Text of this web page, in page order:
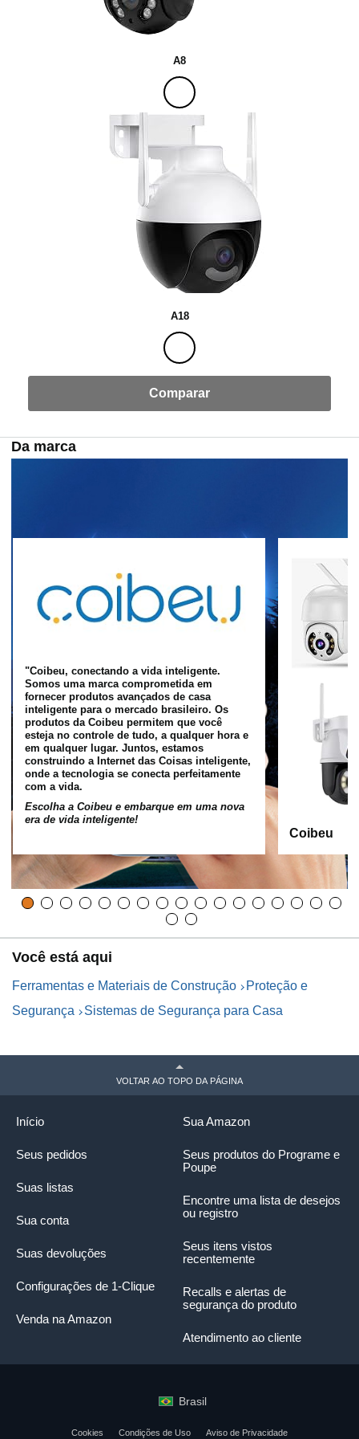
A8
A18
Comparar
Da marca
"Coibeu, conectando a vida inteligente.
Somos uma marca comprometida em
fornecer produtos avançados de casa
inteligente para o mercado brasileiro. Os
produtos da Coibeu permitem que você
esteja no controle de tudo, a qualquer hora e
em qualquer lugar. Juntos, estamos
construindo a Internet das Coisas inteligente,
onde a tecnologia se conecta perfeitamente
com a vida.
Escolha a Coibeu e embarque em uma nova
era de vida inteligente!
Coibeu
Você está aqui
Ferramentas e Materiais de Construção
Proteção e
Segurança
Sistemas de Segurança para Casa
VOLTAR AO TOPO DA PÁGINA
Sua Amazon
Seus produtos do Programe e
Poupe
Encontre uma lista de desejos
ou registro
Seus itens vistos
recentemente
Recalls e alertas de
segurança do produto
Atendimento ao cliente
Início
Seus pedidos
Suas listas
Sua conta
Suas devoluções
Configurações de 1-Clique
Venda na Amazon
Brasil
Cookies Condições de Uso Aviso de Privacidade